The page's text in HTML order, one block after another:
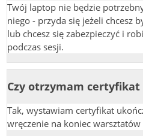
Twój laptop nie będzie
niego - przyda się jeżeli chcesz
lub chcesz się zabezpieczyć i
podczas sesji.
Czy otrzymam certyfikat
Tak, wystawiam certyfikat
wręczenie na koniec warsztatów